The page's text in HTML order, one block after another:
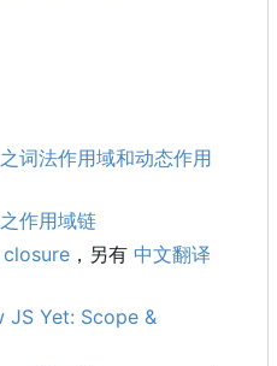
词法作用域和动态作用
作用域链
，另有 中文翻译
JS Yet: Scope &